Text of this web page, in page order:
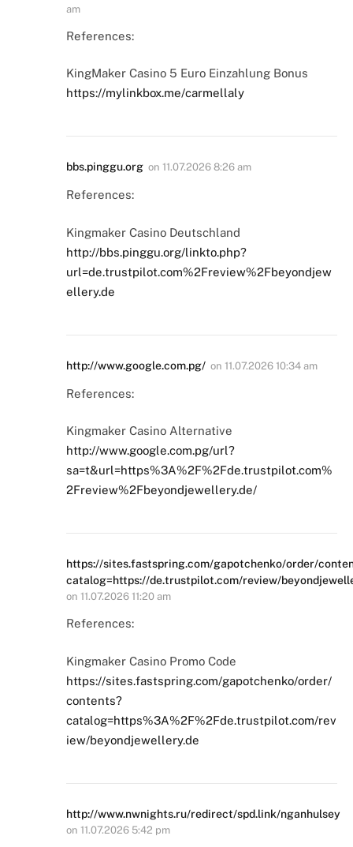
am
References:
KingMaker Casino 5 Euro Einzahlung Bonus
https://mylinkbox.me/carmellaly
bbs.pinggu.org on 11.07.2026 8:26 am
References:
Kingmaker Casino Deutschland
http://bbs.pinggu.org/linkto.php?
url=de.trustpilot.com%2Freview%2Fbeyondjew
ellery.de
http://www.google.com.pg/ on 11.07.2026 10:34 am
References:
Kingmaker Casino Alternative
http://www.google.com.pg/url?
sa=t&url=https%3A%2F%2Fde.trustpilot.com%
2Freview%2Fbeyondjewellery.de/
https://sites.fastspring.com/gapotchenko/order/
catalog=https://de.trustpilot.com/review/
on 11.07.2026 11:20 am
References:
Kingmaker Casino Promo Code
https://sites.fastspring.com/gapotchenko/order/
contents?
catalog=https%3A%2F%2Fde.trustpilot.com/rev
iew/beyondjewellery.de
http://www.nwnights.ru/redirect/spd.link/nganhulsey
on 11.07.2026 5:42 pm